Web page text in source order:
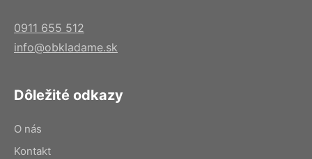
0911 655 512
info@obkladame.sk
Dôležité odkazy
O nás
Kontakt